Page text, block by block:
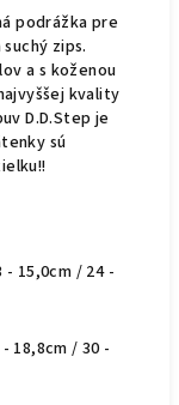
podrážka pre
zips.
a s koženou
kvality
D.D.Step je
sú
- 15,0cm / 24 -
18,8cm / 30 -